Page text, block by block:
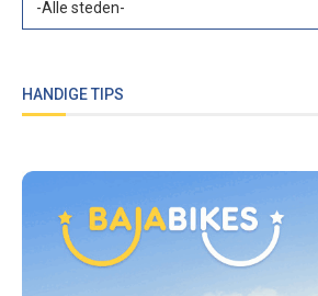
HANDIGE TIPS